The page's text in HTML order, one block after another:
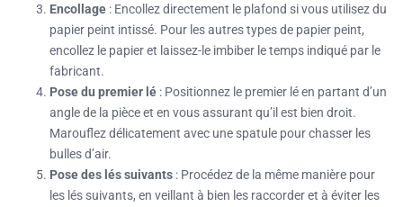
Encollage : Encollez directement le plafond si vous utilisez du
papier peint intissé. Pour les autres types de papier peint,
encollez le papier et laissez-le imbiber le temps indiqué par le
fabricant.
Pose du premier lé : Positionnez le premier lé en partant d’un
angle de la pièce et en vous assurant qu’il est bien droit.
Marouflez délicatement avec une spatule pour chasser les
bulles d’air.
Pose des lés suivants : Procédez de la même manière pour
les lés suivants, en veillant à bien les raccorder et à éviter les